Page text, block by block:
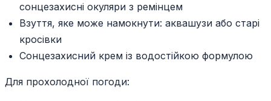
сонцезахисні окуляри з ремінцем
Взуття, яке може намокнути: аквашузи або старі
кросівки
Сонцезахисний крем із водостійкою формулою
Для прохолодної погоди: